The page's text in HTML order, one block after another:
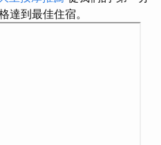
達到最佳住宿。